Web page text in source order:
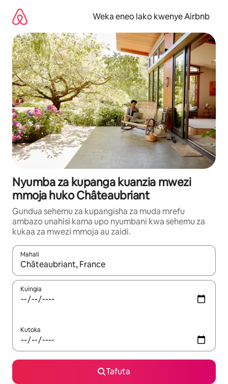
kwenda
kwenye
maudhui
Weka eneo lako kwenye Airbnb
Nyumba za kupanga kuanzia mwezi
mmoja huko Châteaubriant
Gundua sehemu za kupangisha za muda mrefu
ambazo unahisi kama upo nyumbani kwa sehemu za
kukaa za mwezi mmoja au zaidi.
Mahali
Wakati matokeo yanapatikana, vinjari kwa kutumia vitufe vya
Kuingia
Kutoka
Tafuta